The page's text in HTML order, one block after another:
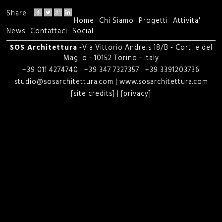
i
c
e
r
c
Share
M
e
Home Chi Siamo Progetti Attivita'
News Contattaci Social
SOS Architettura -Via Vittorio Andreis 18/B - Cortile del
Maglio - 10152 Torino - Italy
+39 011 4274740 | +39 347 7327357 | +39 3391203736
studio@sosarchitettura.com | www.sosarchitettura.com
[site credits] | [privacy]